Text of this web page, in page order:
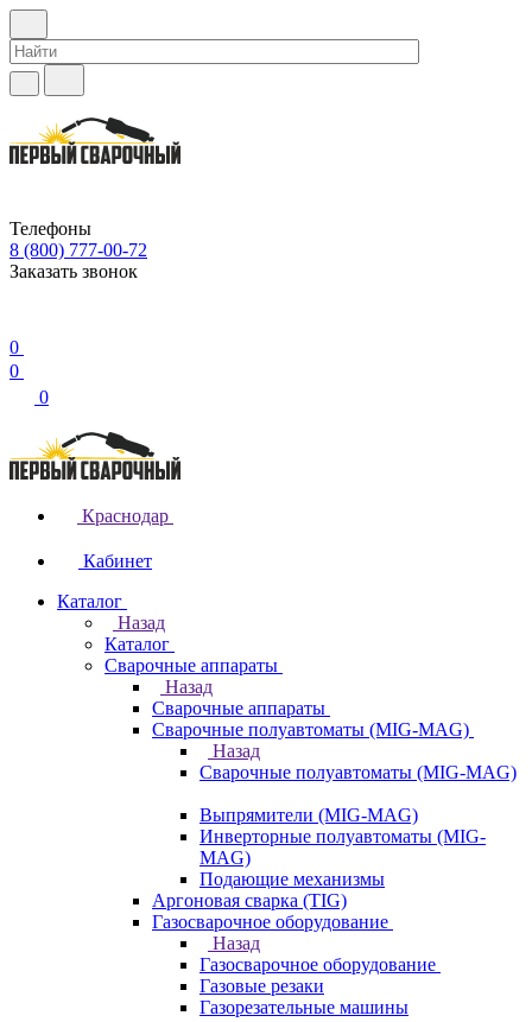
Телефоны
8 (800) 777-00-72
Заказать звонок
0
0
0
Краснодар
Кабинет
Каталог
Назад
Каталог
Сварочные аппараты
Назад
Сварочные аппараты
Сварочные полуавтоматы (MIG-MAG)
Назад
Сварочные полуавтоматы (MIG-MAG)
Выпрямители (MIG-MAG)
Инверторные полуавтоматы (MIG-
MAG)
Подающие механизмы
Аргоновая сварка (TIG)
Газосварочное оборудование
Назад
Газосварочное оборудование
Газовые резаки
Газорезательные машины